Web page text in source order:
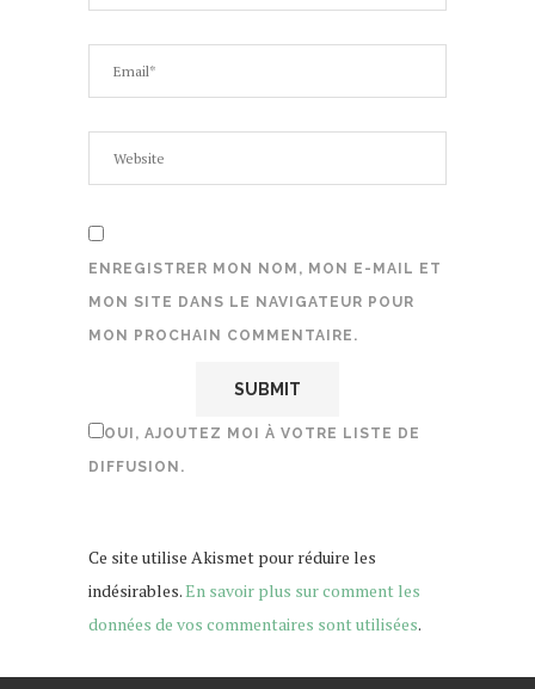
ENREGISTRER MON NOM, MON E-MAIL ET
MON SITE DANS LE NAVIGATEUR POUR
MON PROCHAIN COMMENTAIRE.
OUI, AJOUTEZ MOI À VOTRE LISTE DE
DIFFUSION.
Ce site utilise Akismet pour réduire les
indésirables.En savoir plus sur comment les
données de vos commentaires sont utilisées.